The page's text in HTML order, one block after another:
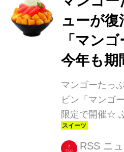
ビンが復活 注
記念として、
ビンで連日完
「生いちごソ
月7日(金)~7月
登場すること
定かつ数量限
ューが復
「マン
今年も
マンゴーたっ
ビン「マンゴ
限定で開催☆
コリアンデザ
「SULBING(ソ
RSS ニ